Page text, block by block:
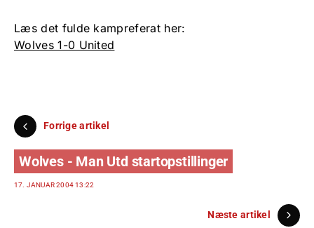
Læs det fulde kampreferat her:
Wolves 1-0 United
Forrige artikel
Wolves - Man Utd startopstillinger
17. JANUAR 2004 13:22
Næste artikel